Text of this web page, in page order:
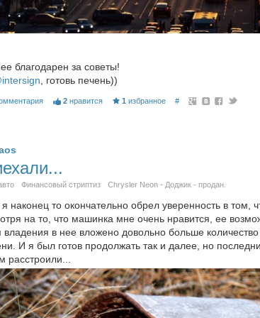
благодарен за советы!
, готовь печень))
2 нравится 1 избранное #
Финансовый стриптиз Chrysler Neon - Доджик - продан.
я наконец то окончательно обрел уверенность в том,
на то, что машинка мне очень нравится, ее
владения в нее вложено довольно больше
И я был готов продолжать так и далее, но
расстроили...